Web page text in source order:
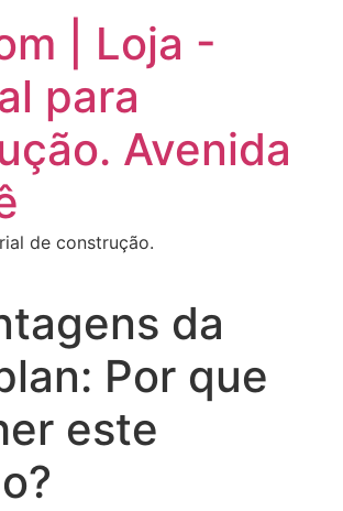
| Loja -
para
Avenida
de construção.
da
Por que
este